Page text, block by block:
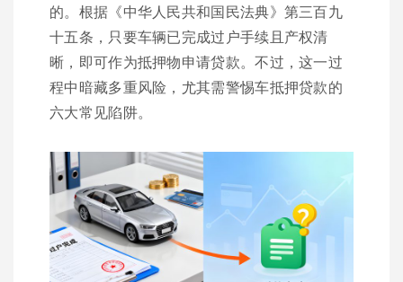
的。根据《中华人民共和国民法典》第三百九
十五条，只要车辆已完成过户手续且产权清
晰，即可作为抵押物申请贷款。不过，这一过
程中暗藏多重风险，尤其需警惕车抵押贷款的
六大常见陷阱。